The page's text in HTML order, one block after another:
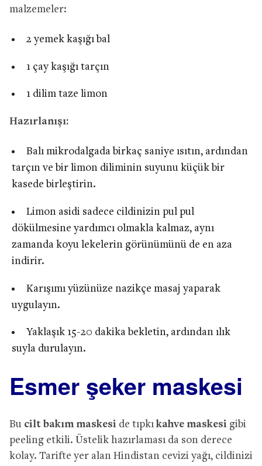
malzemeler:
2 yemek kaşığı bal
1 çay kaşığı tarçın
1 dilim taze limon
Hazırlanışı:
Balı mikrodalgada birkaç saniye ısıtın, ardından
tarçın ve bir limon diliminin suyunu küçük bir
kasede birleştirin.
Limon asidi sadece cildinizin pul pul
dökülmesine yardımcı olmakla kalmaz, aynı
zamanda koyu lekelerin görünümünü de en aza
indirir.
Karışımı yüzünüze nazikçe masaj yaparak
uygulayın.
Yaklaşık 15-20 dakika bekletin, ardından ılık
suyla durulayın.
Esmer şeker maskesi
Bu cilt bakım maskesi de tıpkı kahve maskesi gibi
peeling etkili. Üstelik hazırlaması da son derece
kolay. Tarifte yer alan Hindistan cevizi yağı, cildinizi